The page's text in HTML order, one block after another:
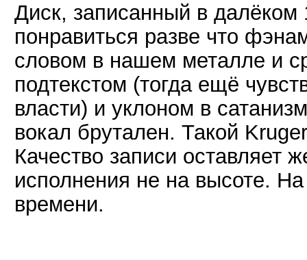
Диск, записанный в далёком
понравиться разве что
словом в нашем металле и
подтекстом (тогда ещё
власти) и уклоном в
вокал брутален. Такой
Качество записи оставляет
исполнения не на высоте.
времени.